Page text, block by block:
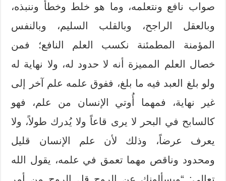
صواب نافع ونتعلمه، وما هو خلط وخطأ وننبذه،
وبالعقل الراجح، وبالقلب السليم، وبالنفس
المؤمنة المطمئنة نكسب العلم النافع؛ فمن
خصال العلم المميزة أنه لا حدود له، ولا نهاية له
ولو بلغ العبد فيه ما بلغ، ففوق علمه علم آخر إلى
غير نهاية، فمهما أُوتي الإنسان من علم، فهو
كالسابح في البحر لا يرى قاعاً ولا يُدرك طولاً، ولا
يعرف عرضاً، وذلك لأن علم الإنسان قليل
ومحدود وناقص مهما تعمق في علمه، يقول الله